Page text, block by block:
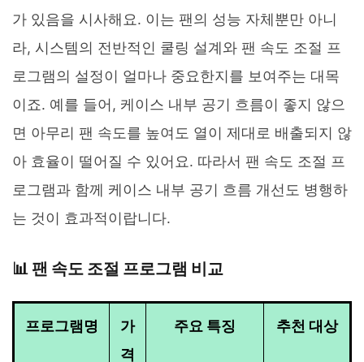
가 있음을 시사해요. 이는 팬의 성능 자체뿐만 아니
라, 시스템의 전반적인 쿨링 설계와 팬 속도 조절 프
로그램의 설정이 얼마나 중요한지를 보여주는 대목
이죠. 예를 들어, 케이스 내부 공기 흐름이 좋지 않으
면 아무리 팬 속도를 높여도 열이 제대로 배출되지 않
아 효율이 떨어질 수 있어요. 따라서 팬 속도 조절 프
로그램과 함께 케이스 내부 공기 흐름 개선도 병행하
는 것이 효과적이랍니다.
📊 팬 속도 조절 프로그램 비교
프로그램명
가
격
주요 특징 추천 대상